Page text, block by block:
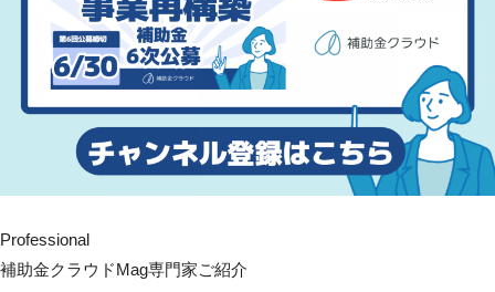
Professional
補助金クラウドMag専門家ご紹介